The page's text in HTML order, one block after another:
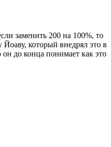
заменить 200 на 100%, то
который внедрял это в
до конца понимает как это